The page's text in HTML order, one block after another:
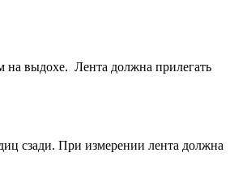
на выдохе. Лента должна прилегать
сзади. При измерении лента должна